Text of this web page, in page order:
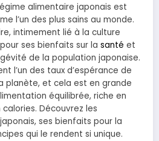
alimentaire japonais est
l’un des plus sains au monde.
intimement lié à la culture
ses bienfaits sur la santé et
de la population japonaise.
l’un des taux d’espérance de
planète, et cela est en grande
équilibrée, riche en
Découvrez les
ses bienfaits pour la
qui le rendent si unique.